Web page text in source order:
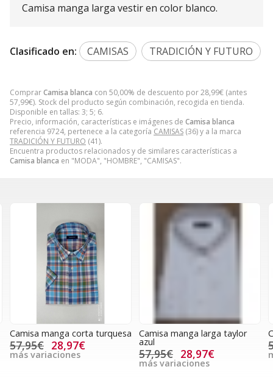
ComprarCamisa blanca con 50,00% de descuento por28,99€ (antes
57,99€). Stock del producto según combinación, recogida en tienda.
Disponible en tallas: 3; 5; 6.
Precio, información, características e imágenes de Camisa blanca
referencia 9724, pertenece a la categoría CAMISAS (36) y a la marca
TRADICIÓN Y FUTURO (41).
Encuentra productos relacionados y de similares características a
Camisa blanca en "MODA", "HOMBRE", "CAMISAS".
Camisa manga larga vestir en color blanco.
Clasificado en: CAMISAS TRADICIÓN Y FUTURO
Camisa manga corta turquesa
57,95€ 28,97€
más variaciones
Camisa manga larga taylor
azul
57,95€ 28,97€
más variaciones